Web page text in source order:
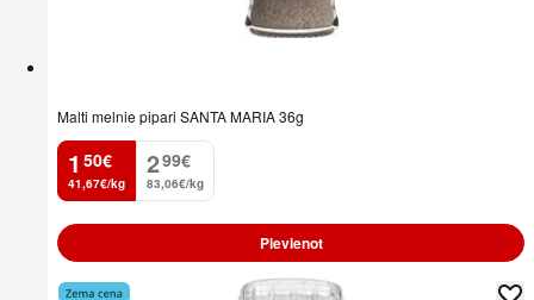
Malti melnie pipari SANTA MARIA 36g
1
. 50€
41,67€/kg
2
. 99€
83,06€/kg
Pievienot